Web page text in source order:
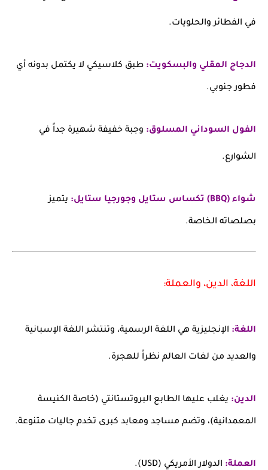
في الفطائر والحلويات.
الدجاج المقلي والبسكويت: طبق كلاسيكي لا يكتمل بدونه أي
فطور جنوبي.
الفول السوداني المسلوق: وجبة خفيفة شهيرة جداً في
الشوارع.
شواء (BBQ) تكساس ستايل وجورجيا ستايل: يتميز
بصلصاته الخاصة.
اللغة، الدين، والعملة:
اللغة: الإنجليزية هي اللغة الرسمية، وتنتشر اللغة الإسبانية
والعديد من لغات العالم نظراً للهجرة.
الدين: يغلب عليها الطابع البروتستانتي (خاصة الكنيسة
المعمدانية)، وتضم مساجد ومعابد كبرى تخدم جاليات متنوعة.
العملة: الدولار الأمريكي (USD).